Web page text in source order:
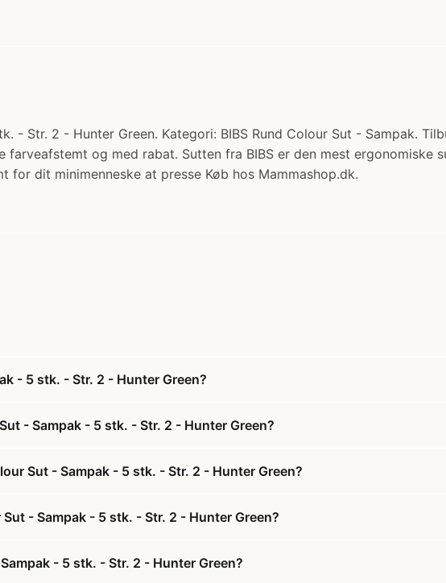
- Str. 2 - Hunter Green. Kategori: BIBS Rund Colour Sut - Sampak.
og med rabat. Sutten fra BIBS er den mest ergonomiske
for dit minimenneske at presse Køb hos Mammashop.dk.
- 5 stk. - Str. 2 - Hunter Green?
- Sampak - 5 stk. - Str. 2 - Hunter Green?
Sut - Sampak - 5 stk. - Str. 2 - Hunter Green?
- Sampak - 5 stk. - Str. 2 - Hunter Green?
- 5 stk. - Str. 2 - Hunter Green?